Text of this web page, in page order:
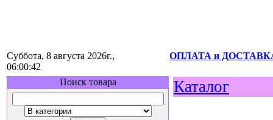
Суббота, 8 августа 2026г.,
06:00:42
ОПЛАТА и
Поиск товара Каталог